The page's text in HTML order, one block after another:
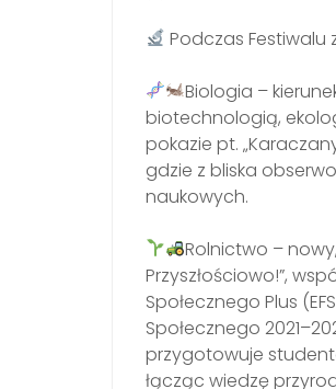
Podczas Festiwalu
Biologia –
biotechnologią,
pokazie pt.
gdzie z bliska
naukowych.
Rolnictwo –
Przyszłościowo!”,
Społecznego Plus
Społecznego
przygotowuje
łącząc wiedzę